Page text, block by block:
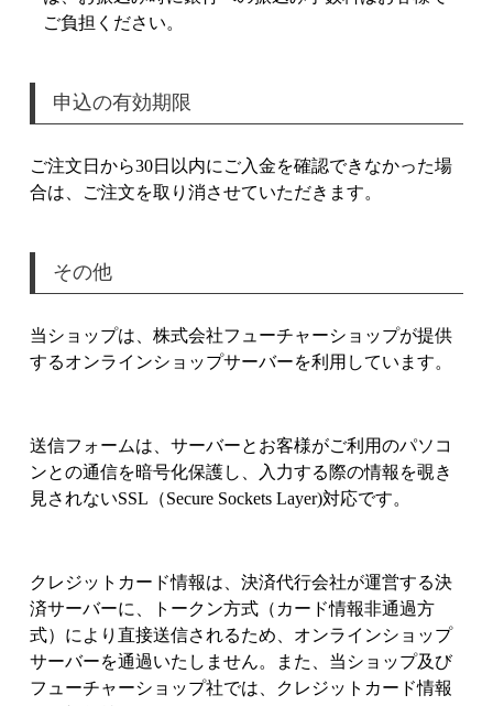
ご負担ください。
申込の有効期限
ご注文日から30日以内にご入金を確認できなかった場
合は、ご注文を取り消させていただきます。
その他
当ショップは、株式会社フューチャーショップが提供
するオンラインショップサーバーを利用しています。
送信フォームは、サーバーとお客様がご利用のパソコ
ンとの通信を暗号化保護し、入力する際の情報を覗き
見されないSSL（Secure Sockets Layer)対応です。
クレジットカード情報は、決済代行会社が運営する決
済サーバーに、トークン方式（カード情報非通過方
式）により直接送信されるため、オンラインショップ
サーバーを通過いたしません。また、当ショップ及び
フューチャーショップ社では、クレジットカード情報